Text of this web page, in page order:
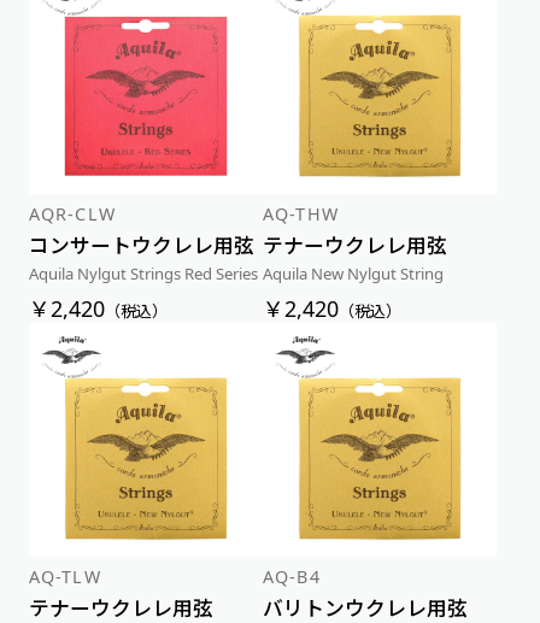
AQR-CLW
コンサートウクレレ用弦
Aquila Nylgut Strings Red Series
￥2,420（税込）
AQ-THW
テナーウクレレ用弦
Aquila New Nylgut String
￥2,420 （税込）
AQ-TLW
テナーウクレレ用弦
AQ-B4
バリトンウクレレ用弦